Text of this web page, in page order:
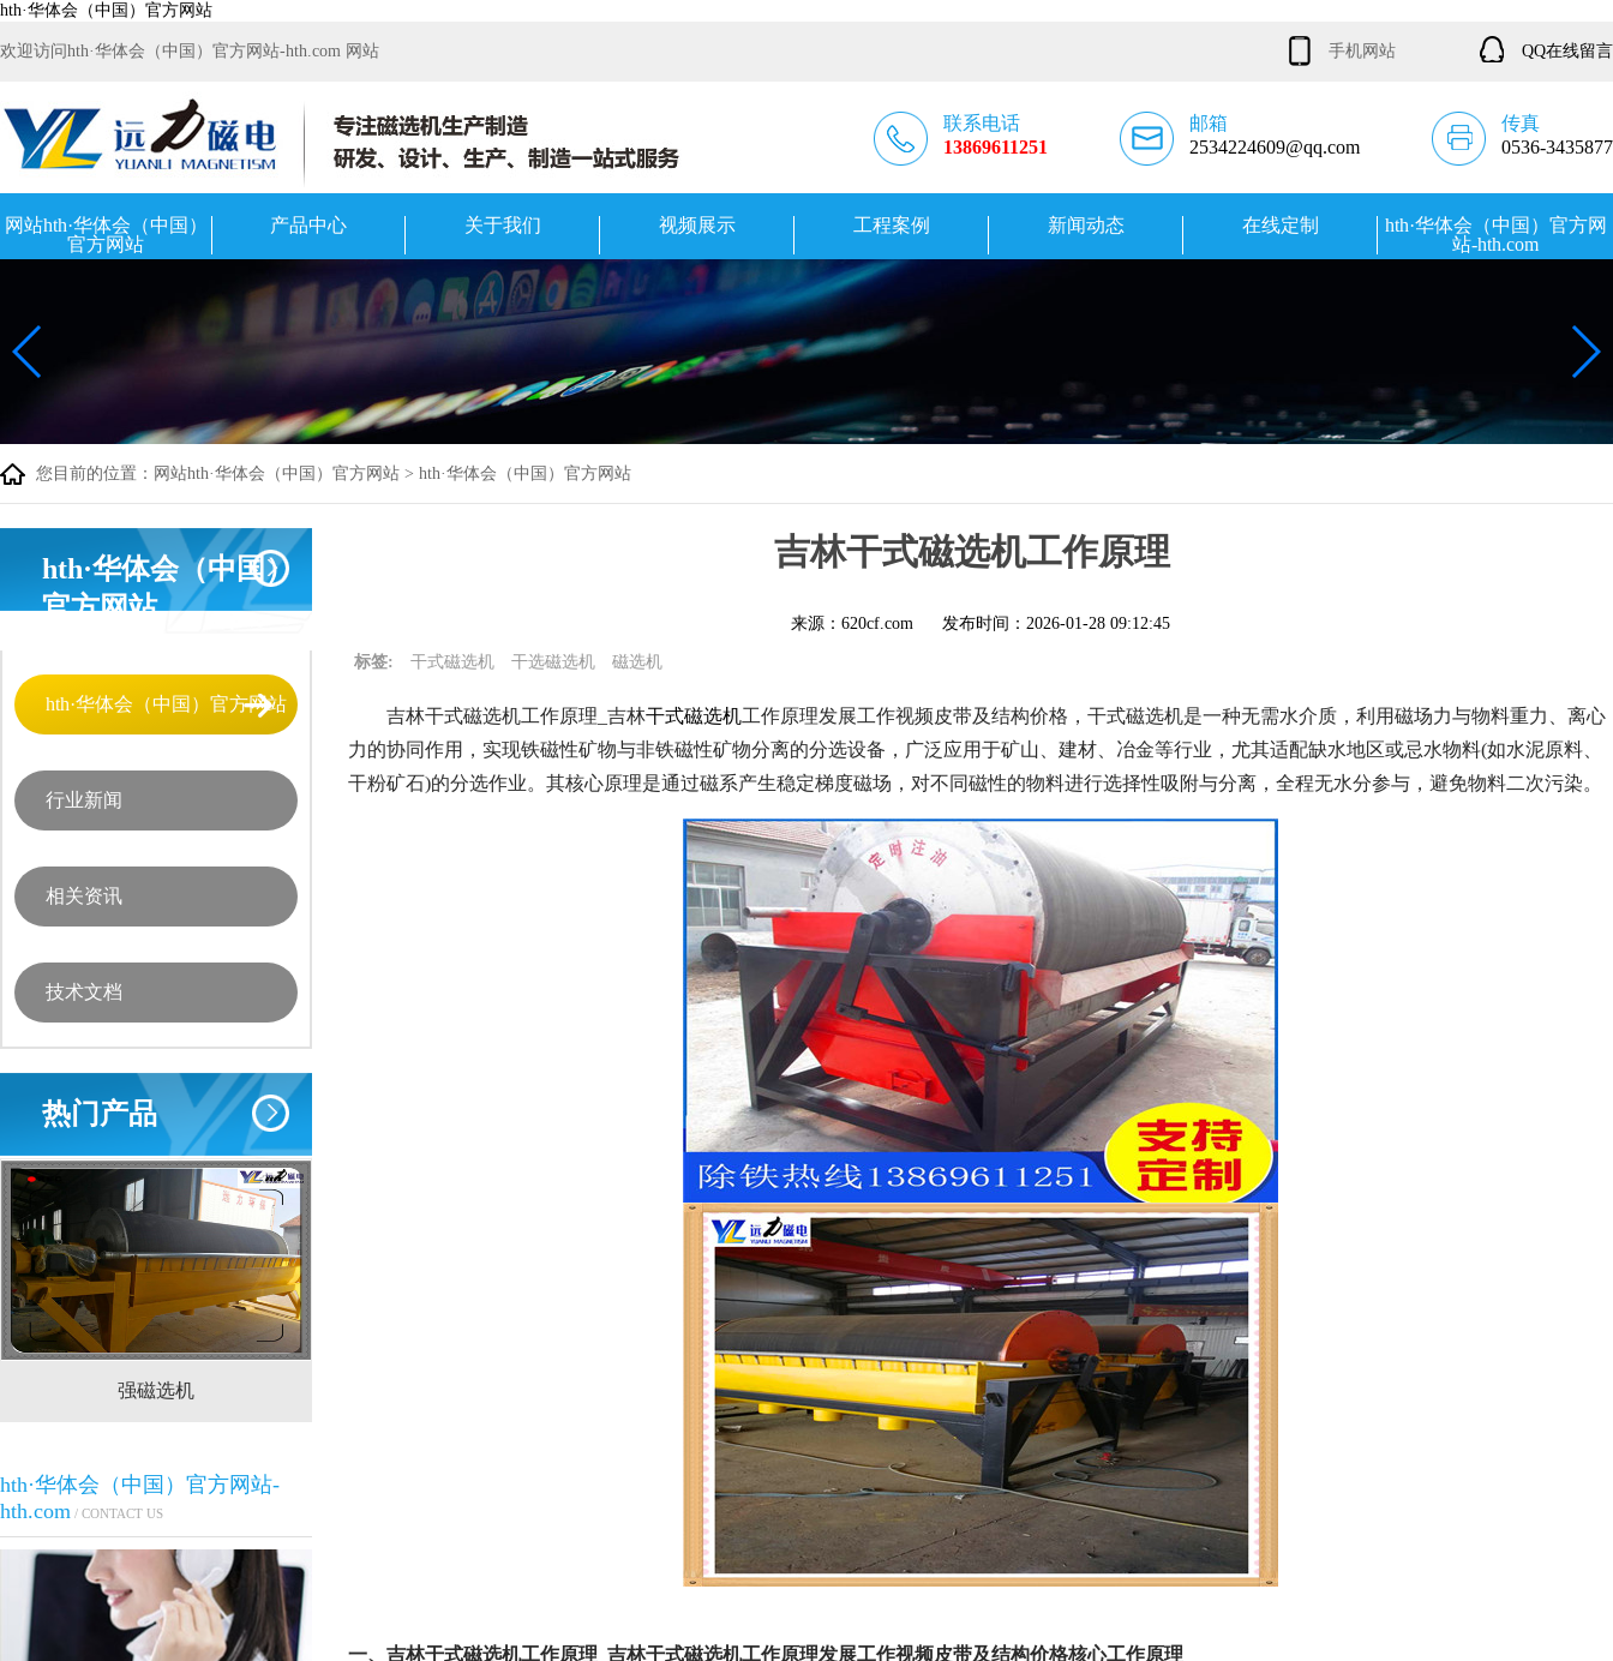
hth·华体会（中国）官方网站
欢迎访问hth·华体会（中国）官方网站-hth.com 网站 手机网站 QQ在线留言
联系电话
13869611251
邮箱
2534224609@qq.com
传真
0536-3435877
网站hth·华体会（中国）
官方网站
产品中心 关于我们 视频展示 工程案例 新闻动态 在线定制
hth·华体会（中国）官方网
站-hth.com
您目前的位置： 网站hth·华体会（中国）官方网站 > hth·华体会（中国）官方网站
hth·华体会（中国）
官方网站
hth·华体会（中国）官方网站
行业新闻
相关资讯
技术文档
热门产品
强磁选机 稀土永磁辊式强磁选机 RCT系列全磁永磁滚筒
hth·华体会（中国）官方网站-
hth.com / CONTACT US
吉林干式磁选机工作原理
来源：620cf.com 发布时间： 2026-01-28 09:12:45
标签: 干式磁选机 干选磁选机 磁选机
吉林干式磁选机工作原理_吉林干式磁选机工作原理发展工作视频皮带及结构价格，干式磁选机是一种无需水介质，利用磁场力与物料重力、离心
力的协同作用，实现铁磁性矿物与非铁磁性矿物分离的分选设备，广泛应用于矿山、建材、冶金等行业，尤其适配缺水地区或忌水物料(如水泥原料、
干粉矿石)的分选作业。其核心原理是通过磁系产生稳定梯度磁场，对不同磁性的物料进行选择性吸附与分离，全程无水分参与，避免物料二次污染。
一、吉林干式磁选机工作原理_吉林干式磁选机工作原理发展工作视频皮带及结构价格核心工作原理